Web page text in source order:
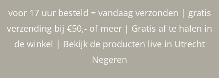
voor 17 uur besteld = vandaag verzonden | gratis
verzending bij €50,- of meer | Gratis af te halen in
de winkel | Bekijk de producten live in Utrecht
Negeren
inhoud